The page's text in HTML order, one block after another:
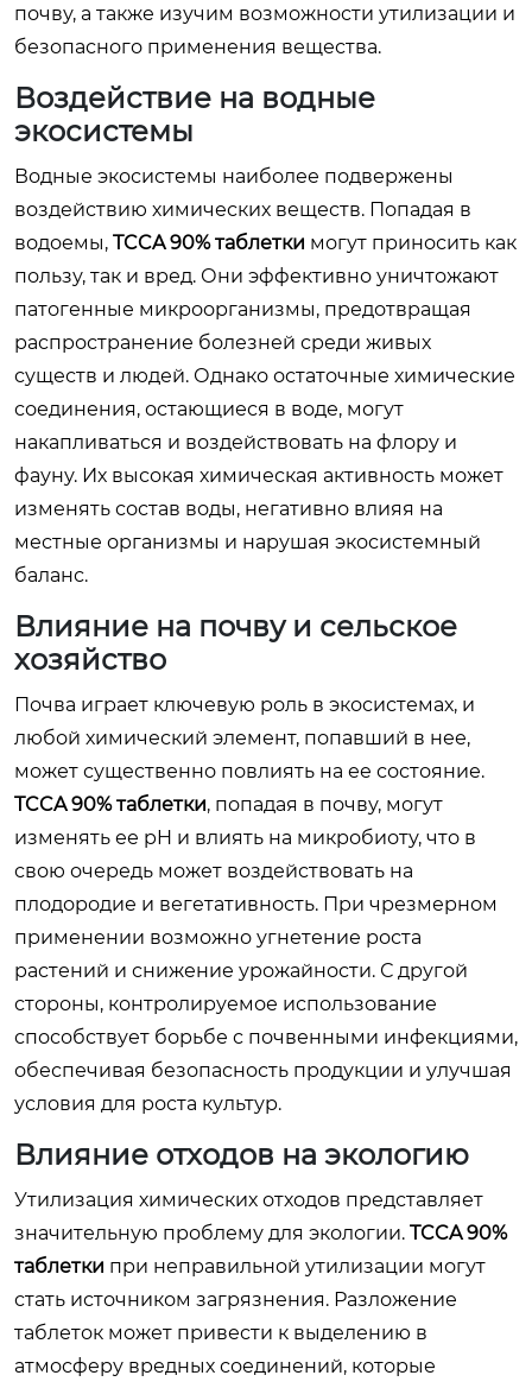
почву, а также изучим возможности утилизации и
безопасного применения вещества.
Воздействие на водные
экосистемы
Водные экосистемы наиболее подвержены
воздействию химических веществ. Попадая в
водоемы, TCCA 90% таблетки могут приносить как
пользу, так и вред. Они эффективно уничтожают
патогенные микроорганизмы, предотвращая
распространение болезней среди живых
существ и людей. Однако остаточные химические
соединения, остающиеся в воде, могут
накапливаться и воздействовать на флору и
фауну. Их высокая химическая активность может
изменять состав воды, негативно влияя на
местные организмы и нарушая экосистемный
баланс.
Влияние на почву и сельское
хозяйство
Почва играет ключевую роль в экосистемах, и
любой химический элемент, попавший в нее,
может существенно повлиять на ее состояние.
TCCA 90% таблетки, попадая в почву, могут
изменять ее pH и влиять на микробиоту, что в
свою очередь может воздействовать на
плодородие и вегетативность. При чрезмерном
применении возможно угнетение роста
растений и снижение урожайности. С другой
стороны, контролируемое использование
способствует борьбе с почвенными инфекциями,
обеспечивая безопасность продукции и улучшая
условия для роста культур.
Влияние отходов на экологию
Утилизация химических отходов представляет
значительную проблему для экологии. TCCA 90%
таблетки при неправильной утилизации могут
стать источником загрязнения. Разложение
таблеток может привести к выделению в
атмосферу вредных соединений, которые